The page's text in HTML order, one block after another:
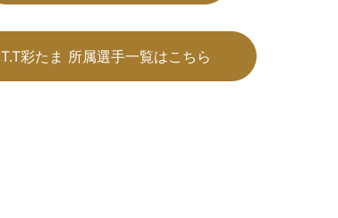
T.T彩たま 所属選手一覧はこちら